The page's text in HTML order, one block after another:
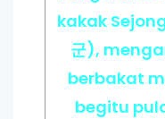
kakak
군),
berbakat
begitu